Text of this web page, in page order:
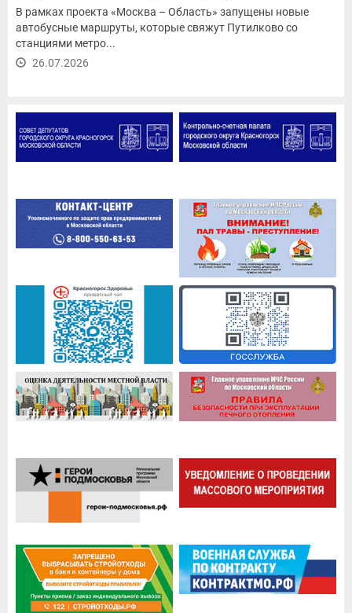
В рамках проекта «Москва – Область» запущены новые
автобусные маршруты, которые свяжут Путилково со
станциями метро...
26.07.2026